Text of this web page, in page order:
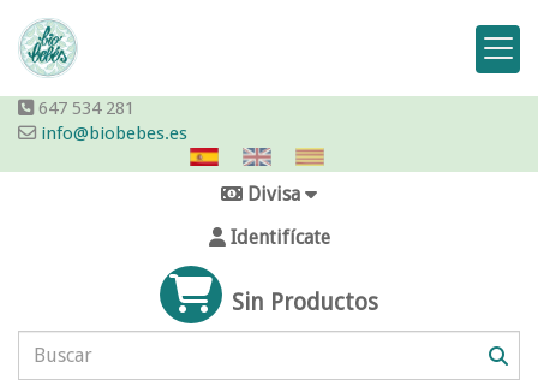
647 534 281
info@biobebes.es
Divisa
Identifícate
Sin Productos